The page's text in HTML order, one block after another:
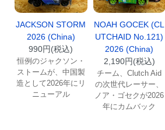
JACKSON STORM
2026 (China)
990円(税込)
恒例のジャクソン・
ストームが、中国製
造として2026年にリ
ニューアル
NOAH GOCEK (CL
UTCHAID No.121)
2026 (China)
2,190円(税込)
チーム、Clutch Aid
の次世代レーサー、
ノア・ゴセクが2026
年にカムバック